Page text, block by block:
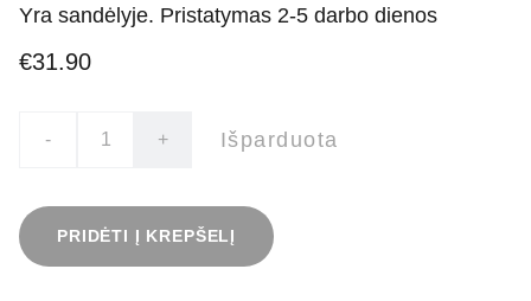
Yra sandėlyje. Pristatymas 2-5 darbo dienos
€31.90
- + Išparduota
PRIDĖTI Į KREPŠELĮ